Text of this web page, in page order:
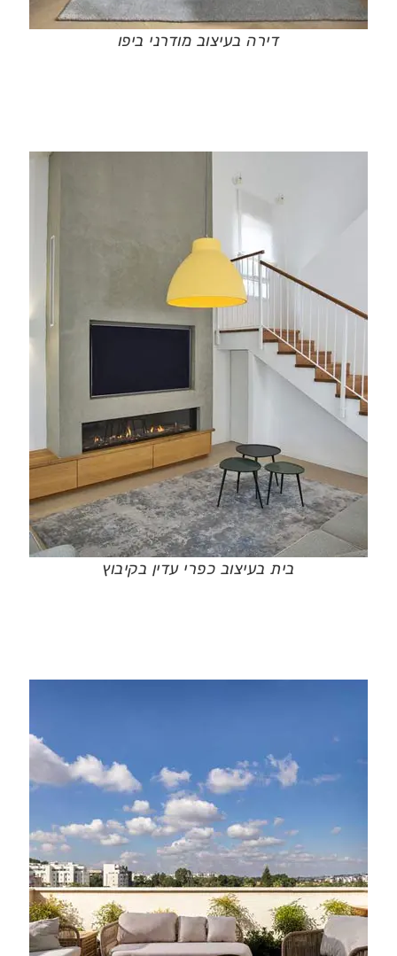
דירה בעיצוב מודרני ביפו
בית בעיצוב כפרי עדין בקיבוץ